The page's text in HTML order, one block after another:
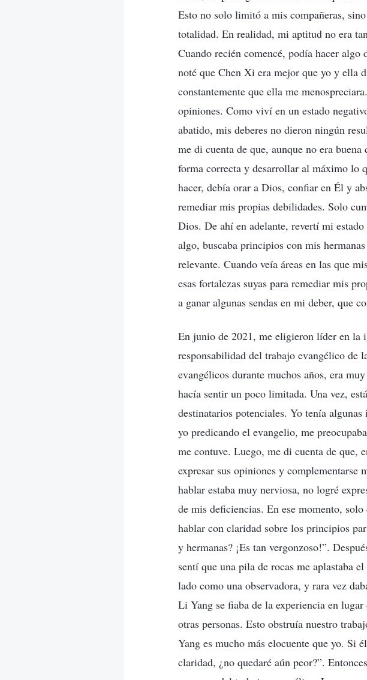
Esto no solo limitó a mis compañeras,
totalidad. En realidad, mi aptitud no era
Cuando recién comencé, podía hacer
noté que Chen Xi era mejor que yo y ella
constantemente que ella me
opiniones. Como viví en un estado
abatido, mis deberes no dieron ningún
me di cuenta de que, aunque no era
forma correcta y desarrollar al máximo lo
hacer, debía orar a Dios, confiar en Él y
remediar mis propias debilidades. Solo
Dios. De ahí en adelante, revertí mi
algo, buscaba principios con mis
relevante. Cuando veía áreas en las que
esas fortalezas suyas para remediar mis
a ganar algunas sendas en mi deber, que
En junio de 2021, me eligieron líder en la
responsabilidad del trabajo evangélico de
evangélicos durante muchos años, era
hacía sentir un poco limitada. Una vez,
destinatarios potenciales. Yo tenía
yo predicando el evangelio, me
me contuve. Luego, me di cuenta de que,
expresar sus opiniones y complementarse
hablar estaba muy nerviosa, no logré
de mis deficiencias. En ese momento,
hablar con claridad sobre los principios
y hermanas? ¡Es tan vergonzoso!”.
sentí que una pila de rocas me aplastaba
lado como una observadora, y rara vez
Li Yang se fiaba de la experiencia en
otras personas. Esto obstruía nuestro
Yang es mucho más elocuente que yo. Si
claridad, ¿no quedaré aún peor?”.